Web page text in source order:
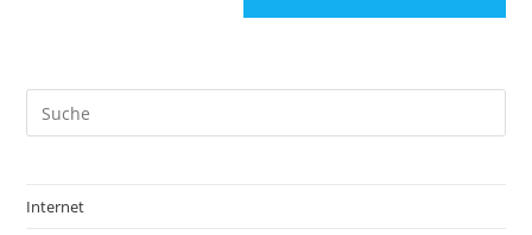
Internet